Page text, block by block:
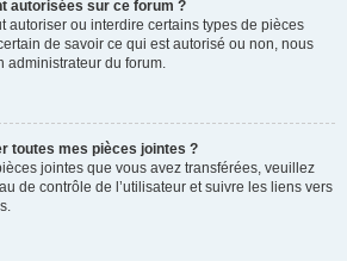
autorisées sur ce forum ?
autoriser ou interdire certains types de pièces
de savoir ce qui est autorisé ou non, nous
administrateur du forum.
toutes mes pièces jointes ?
jointes que vous avez transférées, veuillez
de contrôle de l’utilisateur et suivre les liens vers